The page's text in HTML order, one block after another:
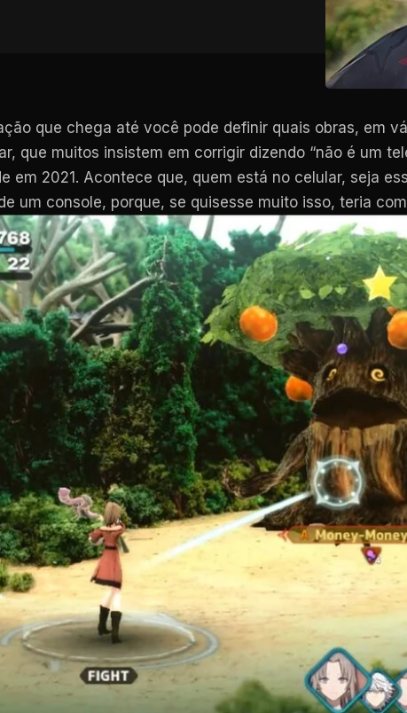
que chega até você pode definir quais obras, em
que muitos insistem em corrigir dizendo “não é um
em 2021. Acontece que, quem está no celular, seja
um console, porque, se quisesse muito isso, teria